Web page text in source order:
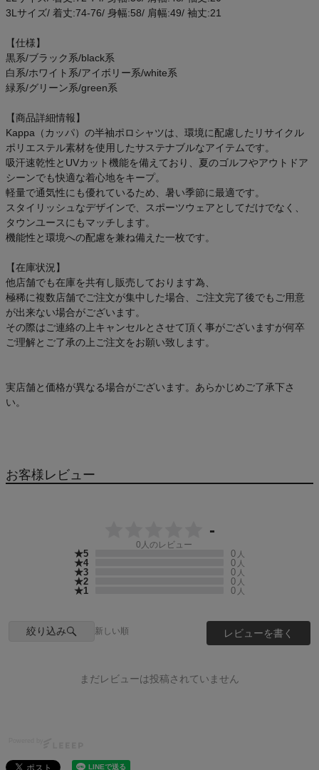
ご利用ガイド
クーポン一覧
商品レビュー
プロテイン・サプリメントまとめ買い
アウトレットセール
スタッフコーディネート
スタッフブログ
3Lサイズ/ 着丈:74-76/ 身幅:58/ 肩幅:49/ 袖丈:21
【仕様】
黒系/ブラック系/black系
白系/ホワイト系/アイボリー系/white系
緑系/グリーン系/green系
【商品詳細情報】
Kappa（カッパ）の半袖ポロシャツは、環境に配慮したリサイクル
ポリエステル素材を使用したサステナブルなアイテムです。
吸汗速乾性とUVカット機能を備えており、夏のゴルフやアウトドア
シーンでも快適な着心地をキープ。
軽量で通気性にも優れているため、暑い季節に最適です。
スタイリッシュなデザインで、スポーツウェアとしてだけでなく、
タウンユースにもマッチします。
機能性と環境への配慮を兼ね備えた一枚です。
【在庫状況】
他店舗でも在庫を共有し販売しております為、
極稀に複数店舗でご注文が集中した場合、ご注文完了後でもご用意
が出来ない場合がございます。
その際はご連絡の上キャンセルとさせて頂く事がございますが何卒
ご理解とご了承の上ご注文をお願い致します。
実店舗と価格が異なる場合がございます。あらかじめご了承下さ
い。
お客様レビュー
-
0 人のレビュー
★5 0 人
★4 0 人
★3 0 人
★2 0 人
★1 0 人
絞り込み 新しい順 レビューを書く
まだレビューは投稿されていません